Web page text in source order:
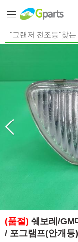
(품절) 쉐보레/GM
/ 포그램프(안개